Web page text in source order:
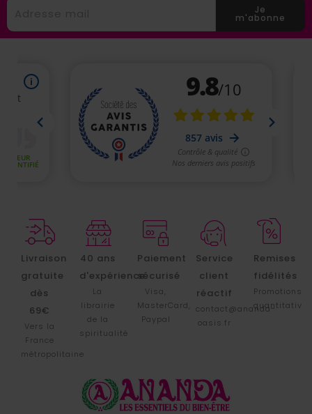
Je
m'abonne
Livraison
gratuite
dès
69€
Vers la
France
métropolitaine
40 ans
d'expérience
La
librairie
de la
spiritualité
Paiement
sécurisé
Visa,
MasterCard,
Paypal
Service
client
réactif
contact@ananda-
oasis.fr
Remises
fidélités
Promotions